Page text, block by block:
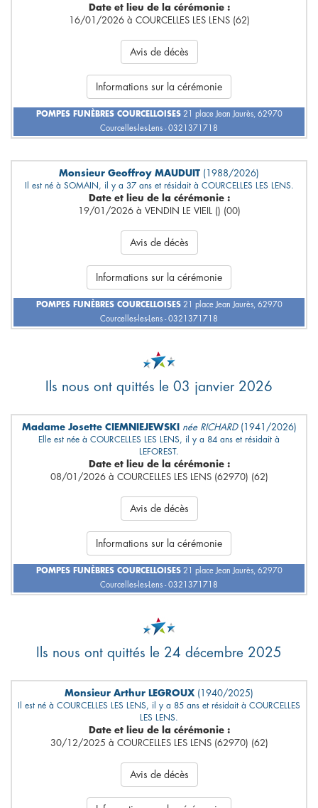
Date et lieu de la cérémonie :
16/01/2026 à COURCELLES LES LENS (62)
Avis de décès
Informations sur la cérémonie
POMPES FUNÈBRES COURCELLOISES21 place Jean Jaurès, 62970
Courcelles-les-Lens - 0321371718
Monsieur Geoffroy MAUDUIT (1988/2026)
Il est né à SOMAIN, il y a 37 ans et résidait à COURCELLES LES LENS.
Date et lieu de la cérémonie :
19/01/2026 à VENDIN LE VIEIL () (00)
Avis de décès
Informations sur la cérémonie
POMPES FUNÈBRES COURCELLOISES21 place Jean Jaurès, 62970
Courcelles-les-Lens - 0321371718
Ils nous ont quittés le 03 janvier 2026
Madame Josette CIEMNIEJEWSKI née RICHARD (1941/2026)
Elle est née à COURCELLES LES LENS, il y a 84 ans et résidait à
LEFOREST.
Date et lieu de la cérémonie :
08/01/2026 à COURCELLES LES LENS (62970) (62)
Avis de décès
Informations sur la cérémonie
POMPES FUNÈBRES COURCELLOISES21 place Jean Jaurès, 62970
Courcelles-les-Lens - 0321371718
Ils nous ont quittés le 24 décembre 2025
Monsieur Arthur LEGROUX (1940/2025)
Il est né à COURCELLES LES LENS, il y a 85 ans et résidait à COURCELLES
LES LENS.
Date et lieu de la cérémonie :
30/12/2025 à COURCELLES LES LENS (62970) (62)
Avis de décès